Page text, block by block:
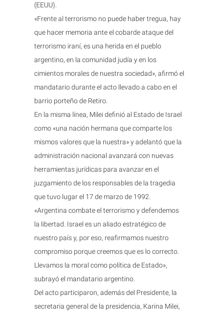
(EEUU).
«Frente al terrorismo no puede haber tregua, hay
que hacer memoria ante el cobarde ataque del
terrorismo iraní, es una herida en el pueblo
argentino, en la comunidad judía y en los
cimientos morales de nuestra sociedad», afirmó el
mandatario durante el acto llevado a cabo en el
barrio porteño de Retiro.
En la misma línea, Milei definió al Estado de Israel
como «una nación hermana que comparte los
mismos valores que la nuestra» y adelantó que la
administración nacional avanzará con nuevas
herramientas jurídicas para avanzar en el
juzgamiento de los responsables de la tragedia
que tuvo lugar el 17 de marzo de 1992.
«Argentina combate el terrorismo y defendemos
la libertad. Israel es un aliado estratégico de
nuestro país y, por eso, reafirmamos nuestro
compromiso porque creemos que es lo correcto.
Llevamos la moral como política de Estado»,
subrayó el mandatario argentino.
Del acto participaron, además del Presidente, la
secretaria general de la presidencia, Karina Milei,